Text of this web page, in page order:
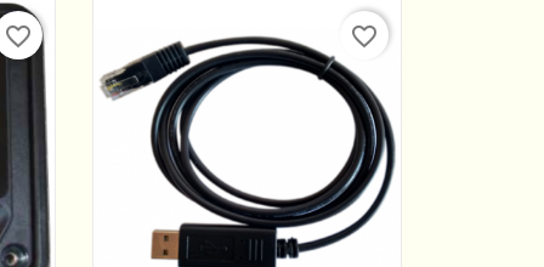
favorite_border favorite_border